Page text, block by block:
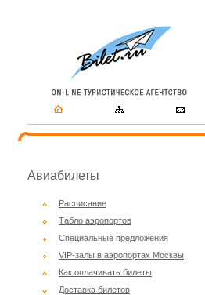
Авиабилеты
Расписание
Табло аэропортов
Специальные предложения
VIP-залы в аэропортах Москвы
Как оплачивать билеты
Доставка билетов